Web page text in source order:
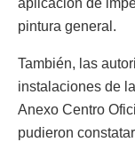
aplicación de
pintura general.
También, las
instalaciones de
Anexo Centro
pudieron